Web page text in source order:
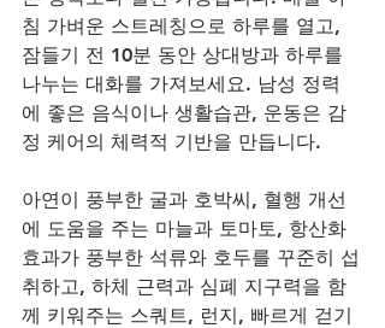
침 가벼운 스트레칭으로 하루를 열고,
잠들기 전 10분 동안 상대방과 하루를
나누는 대화를 가져보세요. 남성 정력
에 좋은 음식이나 생활습관, 운동은 감
정 케어의 체력적 기반을 만듭니다.
아연이 풍부한 굴과 호박씨, 혈행 개선
에 도움을 주는 마늘과 토마토, 항산화
효과가 풍부한 석류와 호두를 꾸준히 섭
취하고, 하체 근력과 심폐 지구력을 함
께 키워주는 스쿼트, 런지, 빠르게 걷기